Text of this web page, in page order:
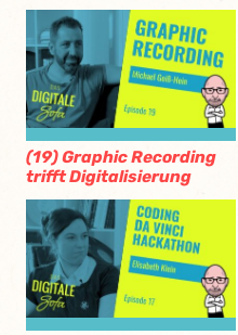
(19) Graphic Recording
trifft Digitalisierung